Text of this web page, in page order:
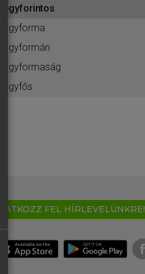
egyforintos
egyforma
egyformán
egyformaság
egyfős
IRATKOZZ FEL HÍRLEVELÜNKRE!